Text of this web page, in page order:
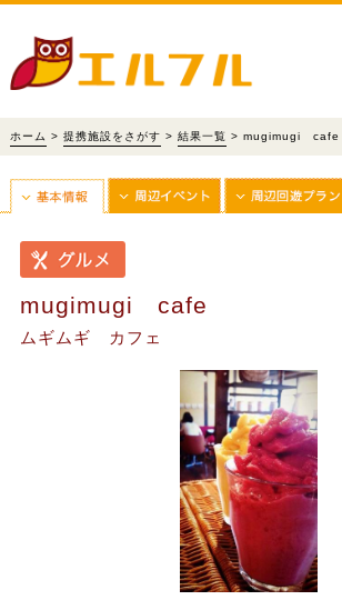
ホーム > 提携施設をさがす > 結果一覧 > mugimugi cafe
mugimugi cafe
ムギムギ カフェ